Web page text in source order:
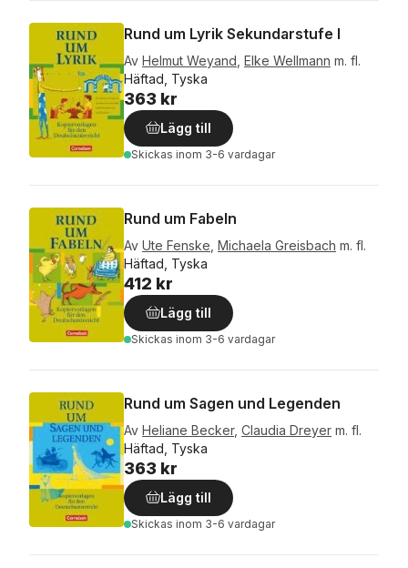
Rund um Lyrik Sekundarstufe I
Av Helmut Weyand Elke Wellmann m. fl.
Häftad, Tyska
363 kr
Lägg till
Skickas inom 3-6 vardagar
Rund um Fabeln
Av Ute Fenske Michaela Greisbach m. fl.
Häftad, Tyska
412 kr
Lägg till
Skickas inom 3-6 vardagar
Rund um Sagen und Legenden
Av Heliane Becker, Claudia Dreyer m. fl.
Häftad, Tyska
363 kr
Lägg till
Skickas inom 3-6 vardagar